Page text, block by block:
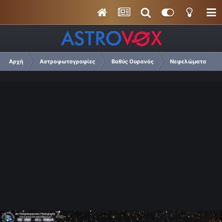
Αρχή Αστροφωτογραφίες Βαθύς Ουρανός Νεφελώματα